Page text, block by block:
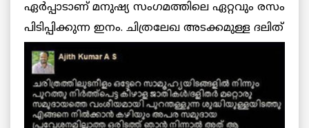
ഏര്‍പ്പാടാണ് മനുഷ്യ സംഗമത്തിലെ ഏറ്റവും രസം
പിടിപ്പിക്കുന്ന ഇനം. ചിത്രലേഖ അടക്കമുള്ള ദലിത്